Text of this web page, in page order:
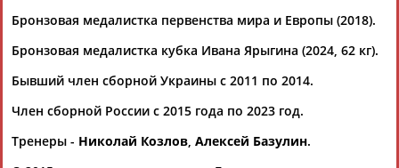
Флюра
БУЛАТОВА
Татьяна
Акжана
Артур
Бронзовая медалистка первенства мира и Европы (2018).
Бронзовая медалистка кубка Ивана Ярыгина (2024, 62 кг).
Бывший член сборной Украины с 2011 по 2014.
Член сборной России с 2015 года по 2023 год.
Тренеры - Николай Козлов, Алексей Базулин.